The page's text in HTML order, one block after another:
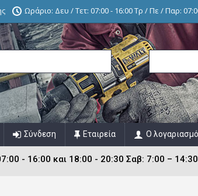
Ωράριο: Δευ / Τετ: 07:00 - 16:00 Τρ / Πε / Παρ:
Ο
Εταιρεία
Σύνδεση
- 16:00 και 18:00 - 20:30 Σαβ: 7:00 – 14:30